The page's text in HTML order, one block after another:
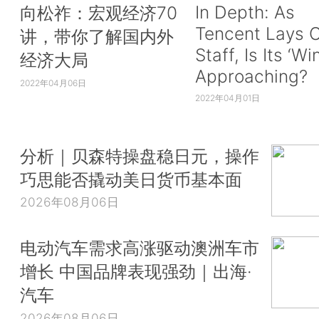
向松祚：宏观经济70
讲，带你了解国内外
经济大局
2022年04月06日
In Depth: As
Tencent Lays
Staff, Is Its
Approaching?
2022年04月01日
分析｜贝森特操盘稳日元，操作
巧思能否撬动美日货币基本面
2026年08月06日
电动汽车需求高涨驱动澳洲车市
增长 中国品牌表现强劲｜出海·
汽车